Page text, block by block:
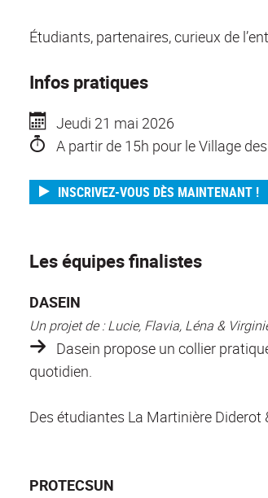
Étudiants, partenaires, curieux de
Infos pratiques
Jeudi 21 mai 2026
A partir de 15h pour le Village
INSCRIVEZ-VOUS DÈS MAINTENANT !
Les équipes finalistes
DASEIN
Un projet de : Lucie, Flavia, Léna &
Dasein propose un collier
quotidien.
Des étudiantes La Martinière Diderot
PROTECSUN